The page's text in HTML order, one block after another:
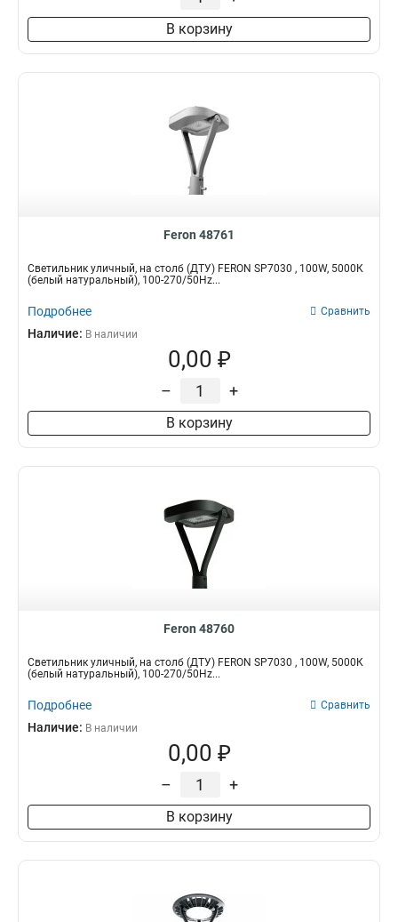
В корзину
Feron 48761
Светильник уличный, на столб (ДТУ) FERON SP7030 , 100W, 5000К
(белый натуральный), 100-270/50Hz...
Подробнее Сравнить
Наличие: В наличии
0,00 ₽
– +
В корзину
Feron 48760
Светильник уличный, на столб (ДТУ) FERON SP7030 , 100W, 5000К
(белый натуральный), 100-270/50Hz...
Подробнее Сравнить
Наличие: В наличии
0,00 ₽
– +
В корзину